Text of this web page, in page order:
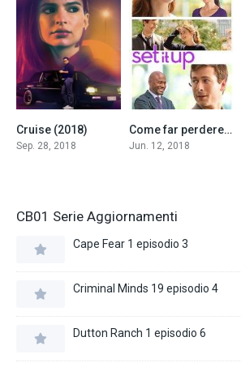
Cruise (2018)
Sep. 28, 2018
6.5Come far perdere la testa al capo (2018)
Jun. 12, 2018
CB01 Serie Aggiornamenti
Cape Fear 1 episodio 3
Criminal Minds 19 episodio 4
Dutton Ranch 1 episodio 6